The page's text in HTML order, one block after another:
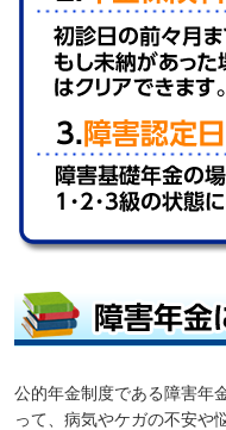
公的年金制度である障害年
って、病気やケガの不安や